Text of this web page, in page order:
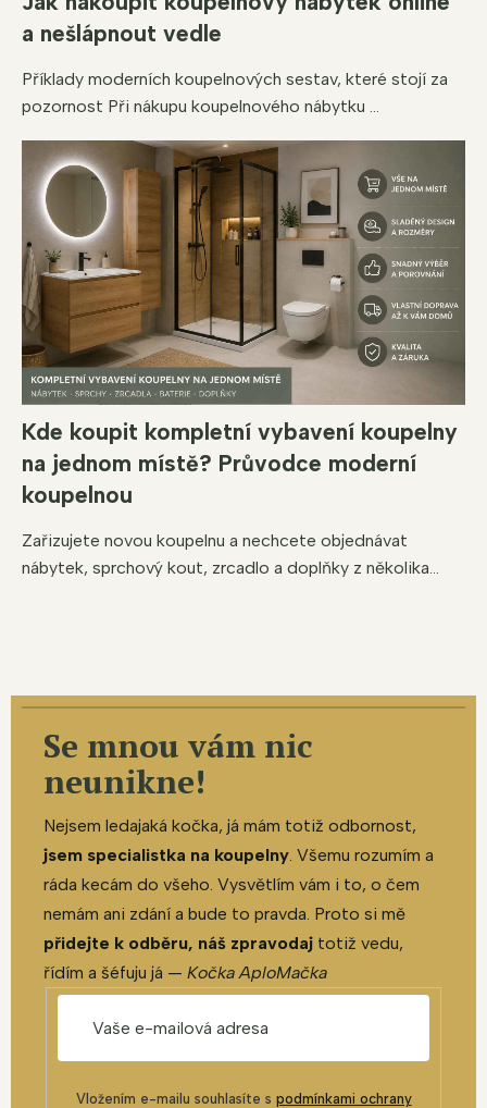
a nešlápnout vedle
Příklady moderních koupelnových sestav, které stojí za
pozornost Při nákupu koupelnového nábytku ...
Kde koupit kompletní vybavení koupelny
na jednom místě? Průvodce moderní
koupelnou
Zařizujete novou koupelnu a nechcete objednávat
nábytek, sprchový kout, zrcadlo a doplňky z několika...
Se mnou vám nic
neunikne!
Nejsem ledajaká kočka, já mám totiž odbornost,
jsem specialistka na koupelny. Všemu rozumím a
ráda kecám do všeho. Vysvětlím vám i to, o čem
nemám ani zdání a bude to pravda. Proto si mě
přidejte k odběru, náš zpravodaj totiž vedu,
řídím a šéfuju já — Kočka AploMačka
Vložením e-mailu souhlasíte s podmínkami ochrany